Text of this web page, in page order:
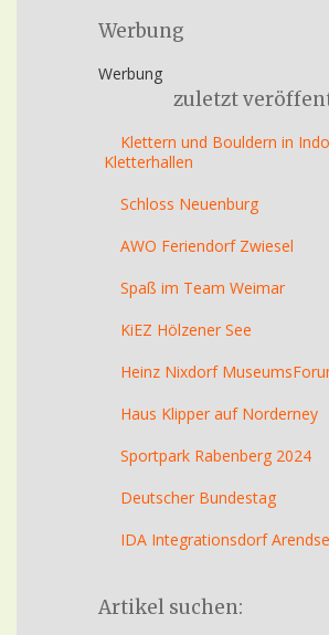
Werbung
Werbung
zuletzt
Klettern und Bouldern in
Kletterhallen
Schloss Neuenburg
AWO Feriendorf Zwiesel
Spaß im Team Weimar
KiEZ Hölzener See
Heinz Nixdorf
Haus Klipper auf Norderney
Sportpark Rabenberg 2024
Deutscher Bundestag
IDA Integrationsdorf
Artikel suchen: